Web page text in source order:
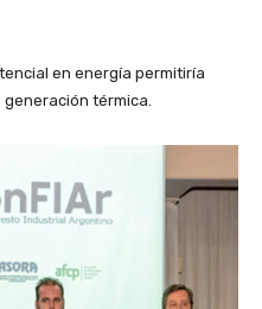
en energía permitiría
generación térmica.